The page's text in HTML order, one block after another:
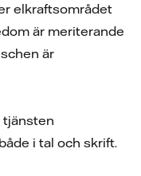
elkraftsområdet
är meriterande
är
tjänsten
i tal och skrift.